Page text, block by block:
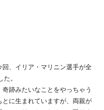
、イリア・マリニン選手が全
。
跡みたいなことをやっちゃう
に生まれていますが、両親が